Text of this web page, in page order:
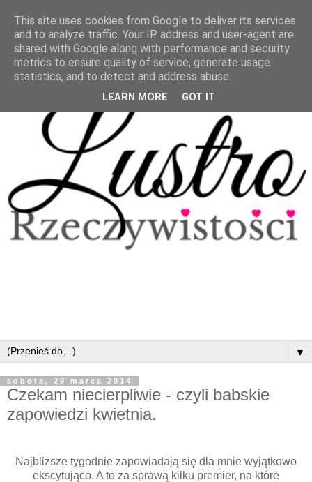
▼
sobota, 29 marca 2014
Czekam niecierpliwie - czyli babskie
zapowiedzi kwietnia.
Najbliższe tygodnie zapowiadają się dla mnie wyjątkowo
ekscytująco. A to za sprawą kilku premier, na które
This site uses cookies from Google to deliver its services
and to analyze traffic. Your IP address and user-agent are
shared with Google along with performance and security
metrics to ensure quality of service, generate usage
statistics, and to detect and address abuse.
LEARN MORE GOT IT